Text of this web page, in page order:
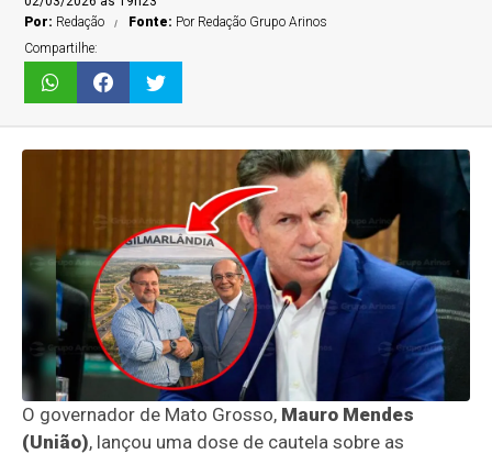
Por: Redação Fonte: Por Redação Grupo Arinos
Compartilhe:
O governador de Mato Grosso, Mauro Mendes
(União), lançou uma dose de cautela sobre as